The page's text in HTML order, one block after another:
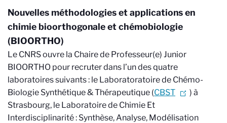
Nouvelles méthodologies et applications en
chimie bioorthogonale et chémobiologie
(BIOORTHO)
Le CNRS ouvre la Chaire de Professeur(e) Junior
BIOORTHO pour recruter dans l’un des quatre
laboratoires suivants : le Laboratoratoire de Chémo-
Biologie Synthétique & Thérapeutique (CBST
) à
Strasbourg, le Laboratoire de Chimie Et
Interdisciplinarité : Synthèse, Analyse, Modélisation